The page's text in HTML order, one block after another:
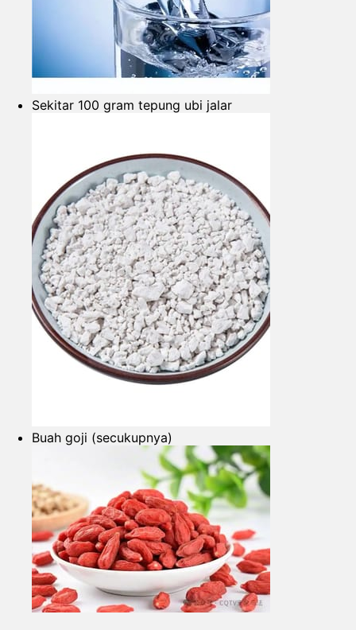
Sekitar 100 gram tepung ubi jalar
Buah goji (secukupnya)